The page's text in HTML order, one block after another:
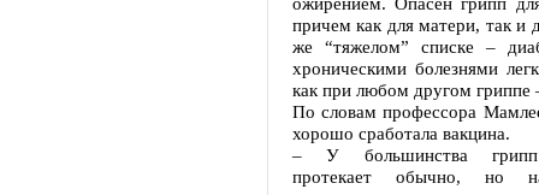
причем как для матери, так и
же “тяжелом” списке –
хроническими болезнями
как при любом другом гриппе
По словам профессора
хорошо сработала вакцина.
– У большинства грипп
протекает обычно, но